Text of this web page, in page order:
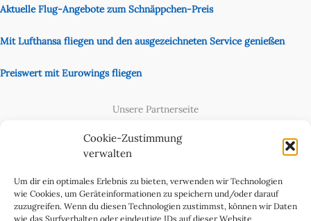
Cookie-Zustimmung
verwalten
Um dir ein optimales Erlebnis zu bieten, verwenden wir Technologien
wie Cookies, um Geräteinformationen zu speichern und/oder darauf
zuzugreifen. Wenn du diesen Technologien zustimmst, können wir Daten
wie das Surfverhalten oder eindeutige IDs auf dieser Website
Aktuelle Flug-Angebote zum Schnäppchen-Preis
Mit Lufthansa fliegen und den ausgezeichneten Service genießen
Preiswert mit Eurowings fliegen
Unsere Partnerseite